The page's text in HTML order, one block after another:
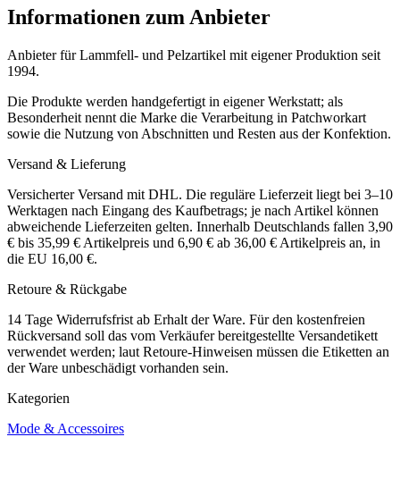
Informationen zum Anbieter
Anbieter für Lammfell- und Pelzartikel mit eigener Produktion seit
1994.
Die Produkte werden handgefertigt in eigener Werkstatt; als
Besonderheit nennt die Marke die Verarbeitung in Patchworkart
sowie die Nutzung von Abschnitten und Resten aus der Konfektion.
Versand & Lieferung
Versicherter Versand mit DHL. Die reguläre Lieferzeit liegt bei 3–10
Werktagen nach Eingang des Kaufbetrags; je nach Artikel können
abweichende Lieferzeiten gelten. Innerhalb Deutschlands fallen 3,90
€ bis 35,99 € Artikelpreis und 6,90 € ab 36,00 € Artikelpreis an, in
die EU 16,00 €.
Retoure & Rückgabe
14 Tage Widerrufsfrist ab Erhalt der Ware. Für den kostenfreien
Rückversand soll das vom Verkäufer bereitgestellte Versandetikett
verwendet werden; laut Retoure-Hinweisen müssen die Etiketten an
der Ware unbeschädigt vorhanden sein.
Kategorien
Mode & Accessoires